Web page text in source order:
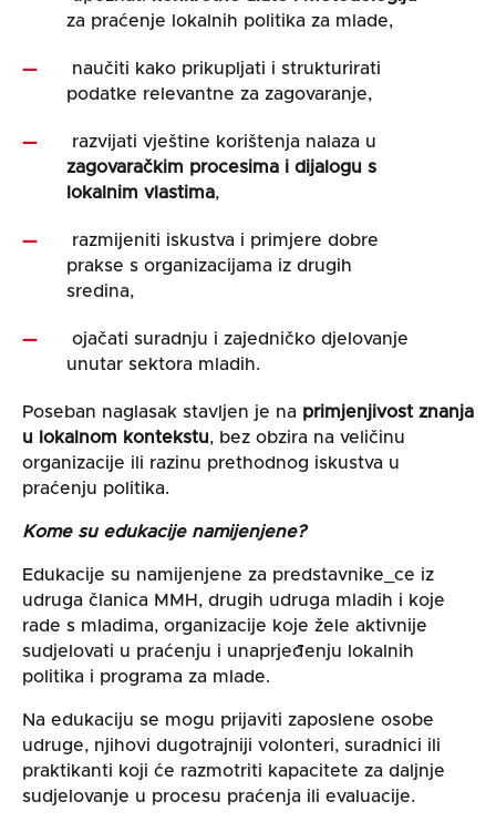
za praćenje lokalnih politika za mlade,
naučiti kako prikupljati i strukturirati
podatke relevantne za zagovaranje,
razvijati vještine korištenja nalaza u
zagovaračkim procesima i dijalogu s
lokalnim vlastima,
razmijeniti iskustva i primjere dobre
prakse s organizacijama iz drugih
sredina,
ojačati suradnju i zajedničko djelovanje
unutar sektora mladih.
Poseban naglasak stavljen je na primjenjivost znanja
u lokalnom kontekstu, bez obzira na veličinu
organizacije ili razinu prethodnog iskustva u
praćenju politika.
Kome su edukacije namijenjene?
Edukacije su namijenjene za predstavnike_ce iz
udruga članica MMH, drugih udruga mladih i koje
rade s mladima, organizacije koje žele aktivnije
sudjelovati u praćenju i unaprjeđenju lokalnih
politika i programa za mlade.
Na edukaciju se mogu prijaviti zaposlene osobe
udruge, njihovi dugotrajniji volonteri, suradnici ili
praktikanti koji će razmotriti kapacitete za daljnje
sudjelovanje u procesu praćenja ili evaluacije.